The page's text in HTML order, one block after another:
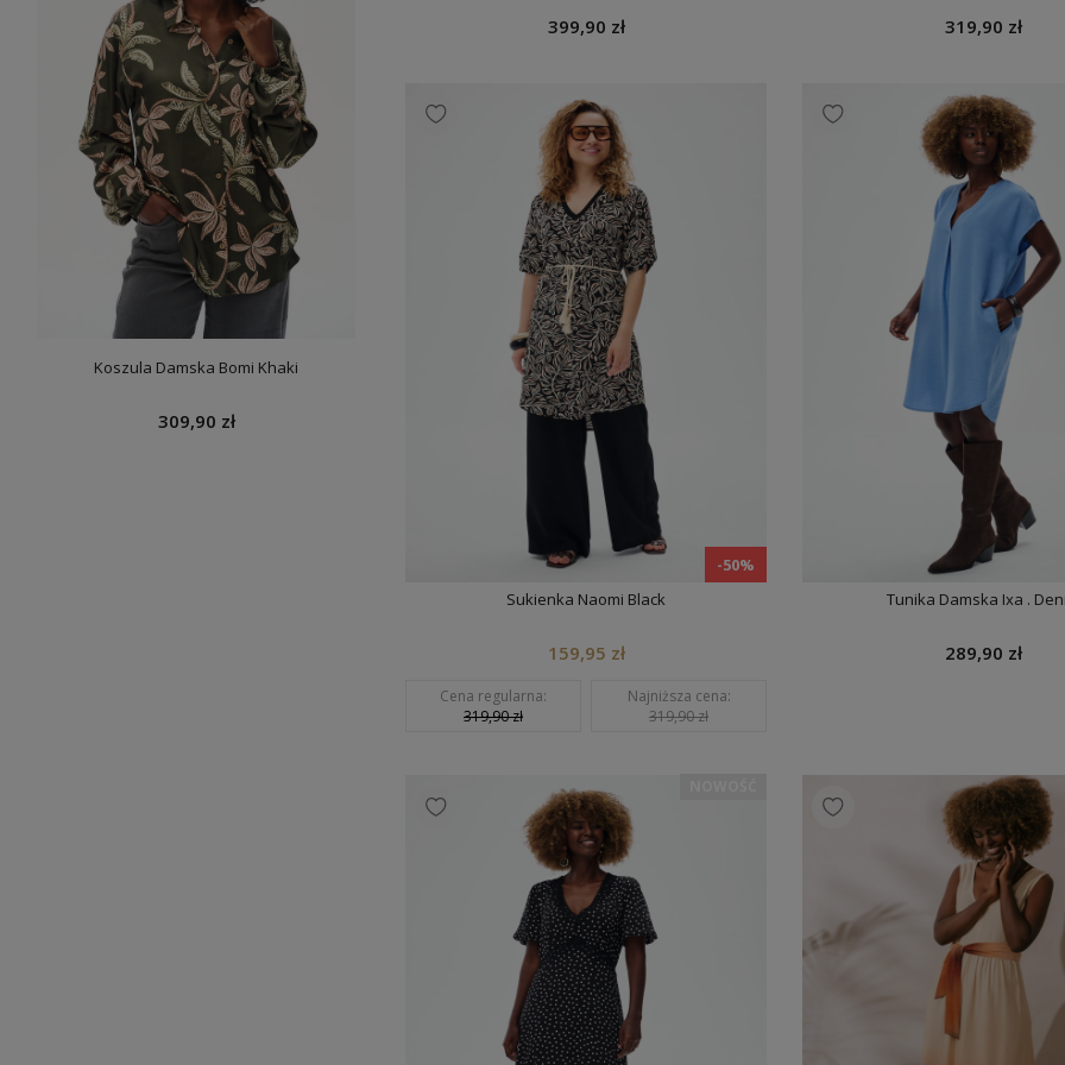
Koszula Damska Bomi Khaki
309,90 zł
Kurtka Damska Palermo 2 Off White
659,90 zł
Koszula Damska Sandro Brown
399,90 zł 319,90 zł
-50%
Sukienka Naomi Black
159,95 zł
Cena regularna:
319,90 zł
Najniższa cena:
319,90 zł
Tunika Damska Ixa .
289,90 zł